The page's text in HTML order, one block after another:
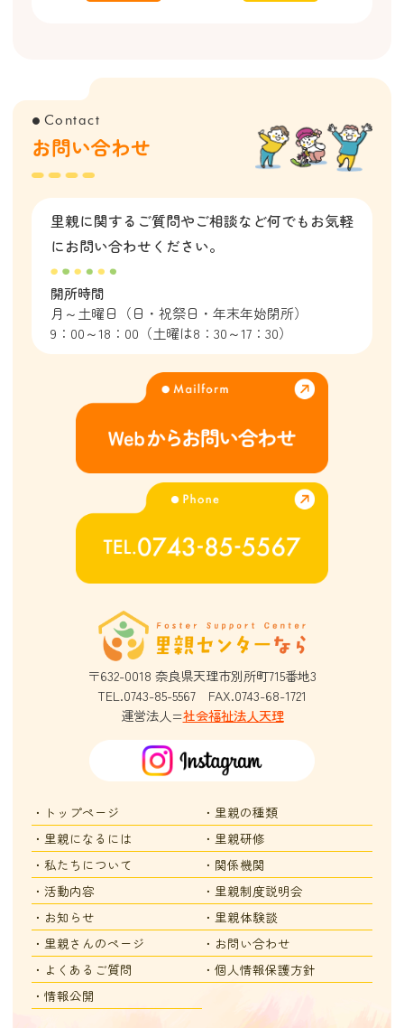
● Contact
お問い合わせ
里親に関するご質問やご相談など何でもお気軽
にお問い合わせください。
開所時間
月～土曜日（日・祝祭日・年末年始閉所）
9：00～18：00（土曜は8：30～17：30）
〒632-0018 奈良県天理市別所町715番地3
TEL.0743-85-5567 FAX.0743-68-1721
運営法人=社会福祉法人天理
・トップページ
・里親の種類
・里親になるには
・里親研修
・私たちについて
・関係機関
・活動内容
・里親制度説明会
・お知らせ
・里親体験談
・里親さんのページ
・お問い合わせ
・よくあるご質問
・個人情報保護方針
・情報公開